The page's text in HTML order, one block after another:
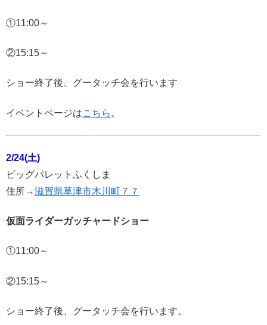
①11:00～
②15:15～
ショー終了後、グータッチ会を行います
イベントページはこちら 。
2/24(土)
ビッグパレットふくしま
住所→滋賀県草津市木川町７７
仮面ライダーガッチャードショー
①11:00～
②15:15～
ショー終了後、グータッチ会を行います。